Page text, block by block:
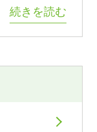
続きを読む